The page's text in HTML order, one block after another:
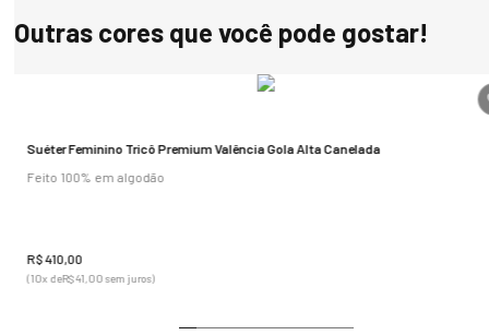
Outras cores que você pode gostar!
Suéter Feminino Tricô Premium Valência Gola Alta Canelada
Feito 100% em algodão
R$410,00
(10x deR$41 00sem juros)